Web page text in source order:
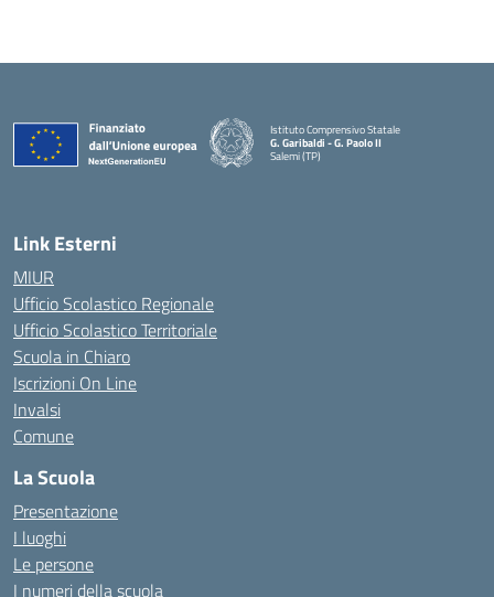
Istituto Comprensivo Statale
G. Garibaldi - G. Paolo II
Salemi (TP)
Link Esterni
MIUR
Ufficio Scolastico Regionale
Ufficio Scolastico Territoriale
Scuola in Chiaro
Iscrizioni On Line
Invalsi
Comune
La Scuola
Presentazione
I luoghi
Le persone
I numeri della scuola